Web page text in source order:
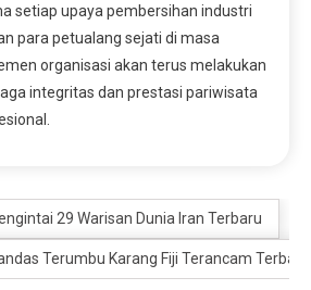
setiap upaya pembersihan industri
para petualang sejati di masa
organisasi akan terus melakukan
integritas dan prestasi pariwisata
29 Warisan Dunia Iran Terbaru
Terumbu Karang Fiji Terancam Terbaru